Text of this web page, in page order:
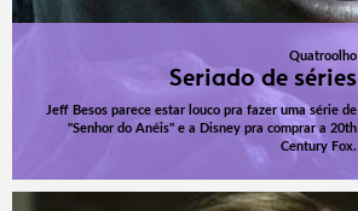
Quatroolho
Seriado de séries
Jeff Besos parece estar louco pra fazer uma série de
"Senhor do Anéis" e a Disney pra comprar a 20th
Century Fox.